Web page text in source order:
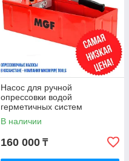
Насос для ручной
опрессовки водой
герметичных систем
отопления, водоснабжения,
газоснабжения в Казахстане
В наличии
160 000 ₸